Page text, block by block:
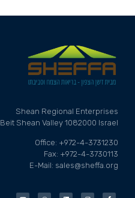
Shean Regional Enterprises
Beit Shean Valley 1082000 Israel
Office: +972-4-3731230
Fax: +972-4-3730113
E-Mail: sales@sheffa.org